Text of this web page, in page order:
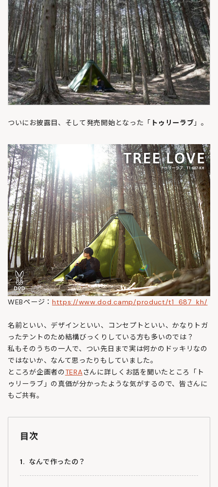
ついにお披露目、そして発売開始となった「 トゥリーラブ 」。
WEBページ： https://www.dod.camp/product/t1_687_kh/
名前といい、デザインといい、コンセプトといい、かなりトガ
ったテントのため結構びっくりしている方も多いのでは？
私もそのうちの一人で、つい先日まで実は何かのドッキリなの
ではないか、なんて思ったりもしていました。
ところが企画者のTERAさんに詳しくお話を聞いたところ「ト
ゥリーラブ」の真価が分かったような気がするので、皆さんに
もご共有。
目次
なんで作ったの？